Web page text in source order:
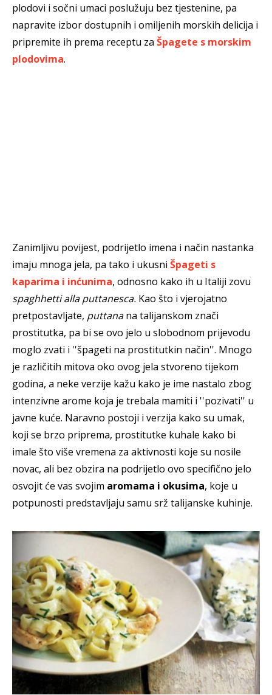
plodovi i sočni umaci poslužuju bez tjestenine, pa
napravite izbor dostupnih i omiljenih morskih delicija i
pripremite ih prema receptu za Špagete s morskim
plodovima.
Zanimljivu povijest, podrijetlo imena i način nastanka
imaju mnoga jela, pa tako i ukusni Špageti s
kaparima i inćunima, odnosno kako ih u Italiji zovu
spaghhetti alla puttanesca. Kao što i vjerojatno
pretpostavljate, puttanana talijanskom znači
prostitutka, pa bi se ovo jelo u slobodnom prijevodu
moglo zvati i ''špageti na prostitutkin način''. Mnogo
je različitih mitova oko ovog jela stvoreno tijekom
godina, a neke verzije kažu kako je ime nastalo zbog
intenzivne arome koja je trebala mamiti i ''pozivati'' u
javne kuće. Naravno postoji i verzija kako su umak,
koji se brzo priprema, prostitutke kuhale kako bi
imale što više vremena za aktivnosti koje su nosile
novac, ali bez obzira na podrijetlo ovo specifično jelo
osvojit će vas svojim aromama i okusima, koje u
potpunosti predstavljaju samu srž talijanske kuhinje.